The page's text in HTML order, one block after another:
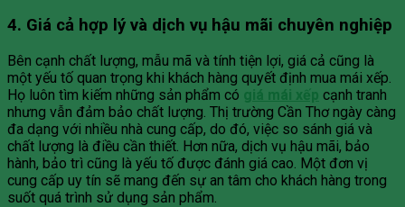
4. Giá cả hợp lý và dịch vụ hậu mãi chuyên nghiệp
Bên cạnh chất lượng, mẫu mã và tính tiện lợi, giá cả cũng là
một yếu tố quan trọng khi khách hàng quyết định mua mái xếp.
Họ luôn tìm kiếm những sản phẩm có giá mái xếp cạnh tranh
nhưng vẫn đảm bảo chất lượng. Thị trường Cần Thơ ngày càng
đa dạng với nhiều nhà cung cấp, do đó, việc so sánh giá và
chất lượng là điều cần thiết. Hơn nữa, dịch vụ hậu mãi, bảo
hành, bảo trì cũng là yếu tố được đánh giá cao. Một đơn vị
cung cấp uy tín sẽ mang đến sự an tâm cho khách hàng trong
suốt quá trình sử dụng sản phẩm.